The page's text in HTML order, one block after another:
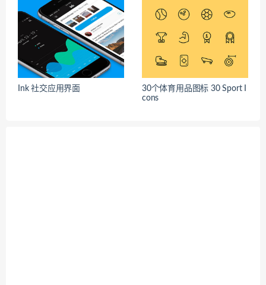
Ink 社交应用界面
30个体育用品图标 30 Sport I
cons